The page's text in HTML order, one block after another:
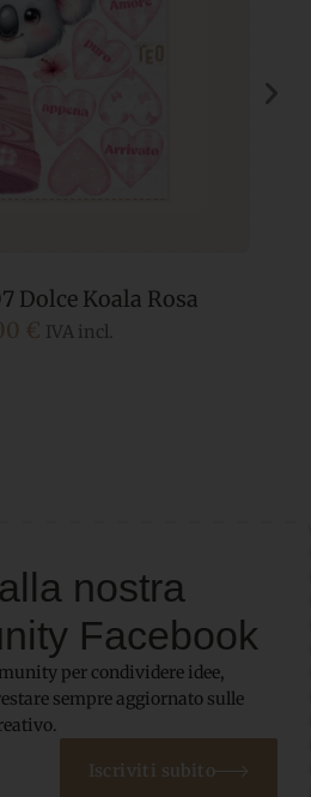
Dolce Koala Rosa
€ IVA incl.
nostra
Facebook
per condividere idee,
sempre aggiornato sulle
Iscriviti subito